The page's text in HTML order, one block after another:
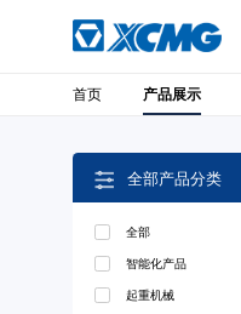
首页 产品展示
全部产品分类
全部
智能化产品
起重机械